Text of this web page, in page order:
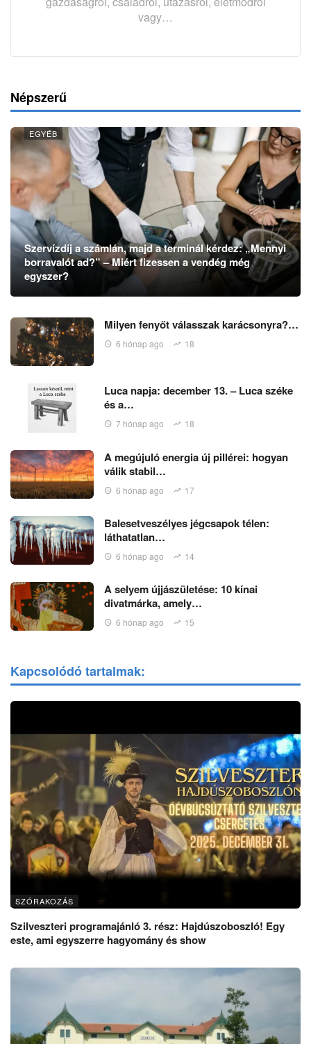
vagy…
Népszerű
EGYÉB
Szervízdíj a számlán, majd a terminál kérdez: „Mennyi
borravalót ad?” – Miért fizessen a vendég még
egyszer?
Milyen fenyőt válasszak karácsonyra?…
6 hónap ago 18
Luca napja: december 13. – Luca széke
és a…
7 hónap ago 18
A megújuló energia új pillérei: hogyan
válik stabil…
6 hónap ago 17
Balesetveszélyes jégcsapok télen:
láthatatlan…
6 hónap ago 14
A selyem újjászületése: 10 kínai
divatmárka, amely…
6 hónap ago 15
Kapcsolódó tartalmak:
SZÓRAKOZÁS
Szilveszteri programajánló 3. rész: Hajdúszoboszló! Egy
este, ami egyszerre hagyomány és show